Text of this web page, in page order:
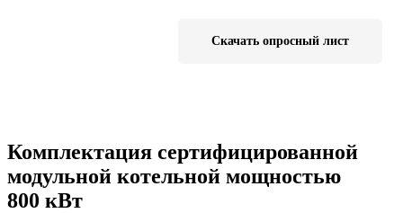
Скачать опросный лист
Комплектация сертифицированной
модульной котельной мощностью
800 кВт